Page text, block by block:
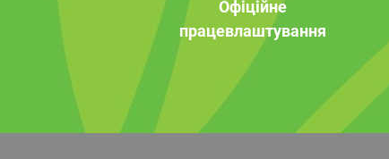
Офіційне
працевлаштування